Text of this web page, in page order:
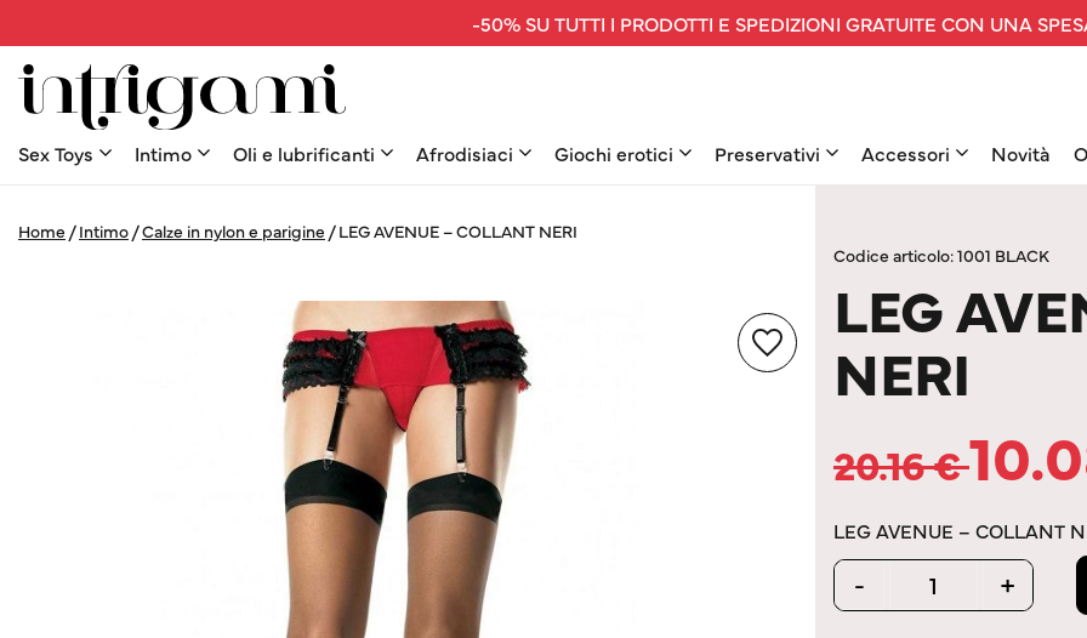
-50% SU TUTTI I PRODOTTI E SPEDIZIONI GRATUITE CON UNA
Sex Toys Intimo Oli e lubrificanti Afrodisiaci Giochi erotici Preservativi Accessori Novità
Home /Intimo /Calze in nylon e parigine /LEG AVENUE – COLLANT NERI
Codice articolo: 1001 BLACK
LEG
NERI
20.16€
LEG AVENUE – COLLANT
Quantity
- +